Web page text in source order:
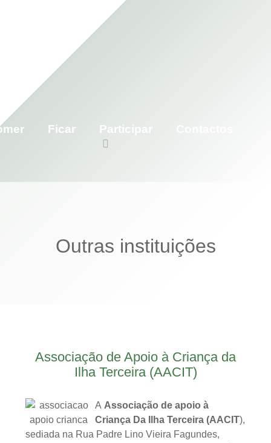
Ficar Participar
Outras instituições
Associação de Apoio à Criança da
Ilha Terceira (AACIT)
A Associação de apoio à
Criança Da Ilha Terceira (AACIT),
sediada na Rua Padre Lino Vieira Fagundes,